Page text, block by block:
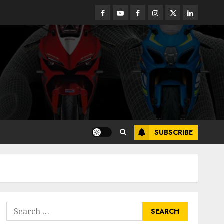
Facebook
YoutubeFacebookInstagram
Twitterlinkedin
SUBSCRIBE
Search
for: